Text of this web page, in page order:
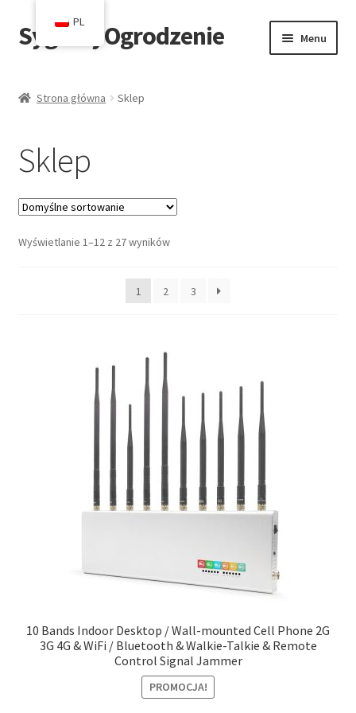
Przejdź
do
Przejdź
do
SygnałyOgrodzenie Menu
Koszyk
Kasa
Kontakt
Strona główna Sklep
Sklep
Wyświetlanie 1–12 z 27 wyników
1 2 3
10 Bands Indoor Desktop / Wall-mounted Cell Phone 2G
3G 4G & WiFi / Bluetooth & Walkie-Talkie & Remote
Control Signal Jammer
PROMOCJA!
PL